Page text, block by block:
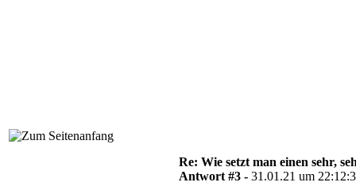
Re: Wie setzt man einen sehr,
Antwort #3 - 31.01.21 um